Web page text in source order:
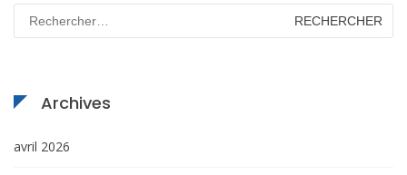
Rechercher :
Archives
avril 2026